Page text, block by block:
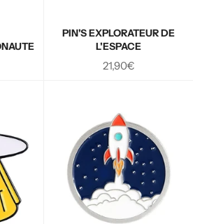
PIN'S EXPLORATEUR DE
L'ESPACE
Prix
21,90€